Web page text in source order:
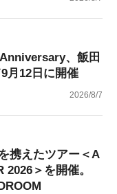
、飯田
月12日に開催
2026/8/7
携えたツアー＜A
＞を開催。